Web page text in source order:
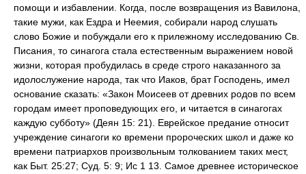
помощи и избавлении. Когда, после возвращения из Вавилона,
такие мужи, как Ездра и Неемия, собирали народ слушать
слово Божие и побуждали его к прилежному исследованию Св.
Писания, то синагога стала естественным выражением новой
жизни, которая пробудилась в среде строго наказанного за
идолослужение народа, так что Иаков, брат Господень, имел
основание сказать: «Закон Моисеев от древних родов по всем
городам имеет проповедующих его, и читается в синагогах
каждую субботу» (Деян 15: 21). Еврейское предание относит
учреждение синагоги ко времени пророческих школ и даже ко
времени патриархов произвольным толкованием таких мест,
как Быт. 25:27; Суд. 5: 9; Ис 1 13. Самое древнее историческое